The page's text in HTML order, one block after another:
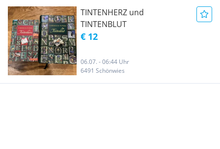
TINTENHERZ und
TINTENBLUT
€ 12
06.07. - 06:44 Uhr
6491 Schönwies